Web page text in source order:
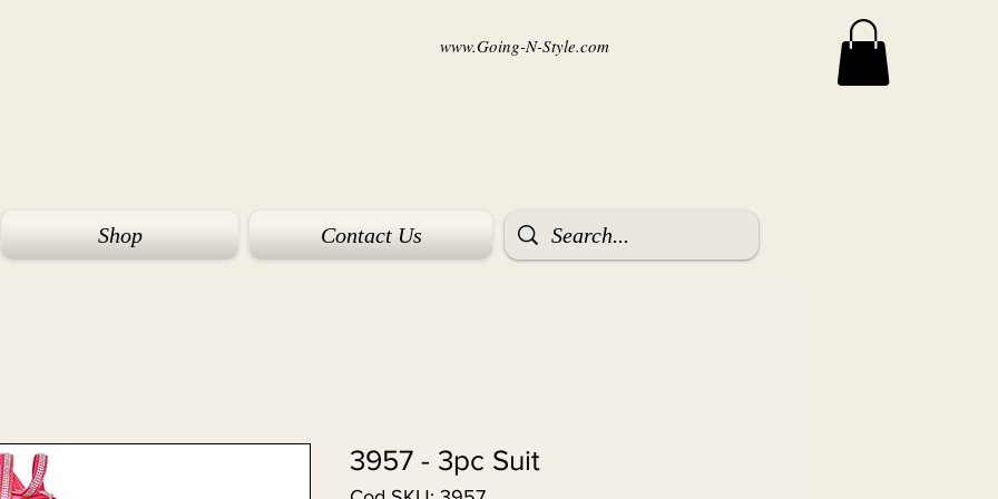
www.Going-N-Style.com
Shop Contact Us
3957 - 3pc Suit